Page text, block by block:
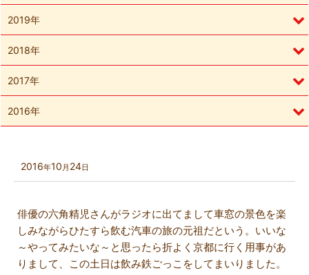
2016年10 月 24日
俳優の六角精児さんがラジオに出てまして車窓の景色を楽
しみながらひたすら飲む汽車の旅の元祖だという。いいな
～やってみたいな～と思ったら折よく京都に行く用事があ
りまして、この土日は飲み鉄ごっこをしてまいりました。
2019年
2018年
2017年
2016年